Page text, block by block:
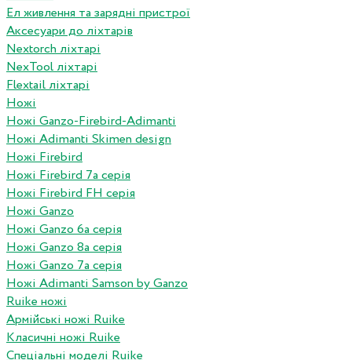
Ел живлення та зарядні пристрої
Аксесуари до ліхтарів
Nextorch ліхтарі
NexTool ліхтарі
Flextail ліхтарі
Ножі
Ножі Ganzo-Firebird-Adimanti
Ножі Adimanti Skimen design
Ножі Firebird
Ножі Firebird 7а серія
Ножі Firebird FH серія
Ножі Ganzo
Ножі Ganzo 6а серія
Ножі Ganzo 8а серія
Ножі Ganzo 7а серія
Ножі Adimanti Samson by Ganzo
Ruike ножі
Армійські ножі Ruike
Класичні ножі Ruike
Спеціальні моделі Ruike